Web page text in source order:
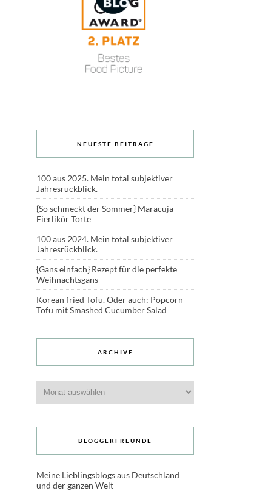
NEUESTE BEITRÄGE
100 aus 2025. Mein total subjektiver
Jahresrückblick.
{So schmeckt der Sommer} Maracuja
Eierlikör Torte
100 aus 2024. Mein total subjektiver
Jahresrückblick.
{Gans einfach} Rezept für die perfekte
Weihnachtsgans
Korean fried Tofu. Oder auch: Popcorn
Tofu mit Smashed Cucumber Salad
ARCHIVE
BLOGGERFREUNDE
Meine Lieblingsblogs aus Deutschland
und der ganzen Welt